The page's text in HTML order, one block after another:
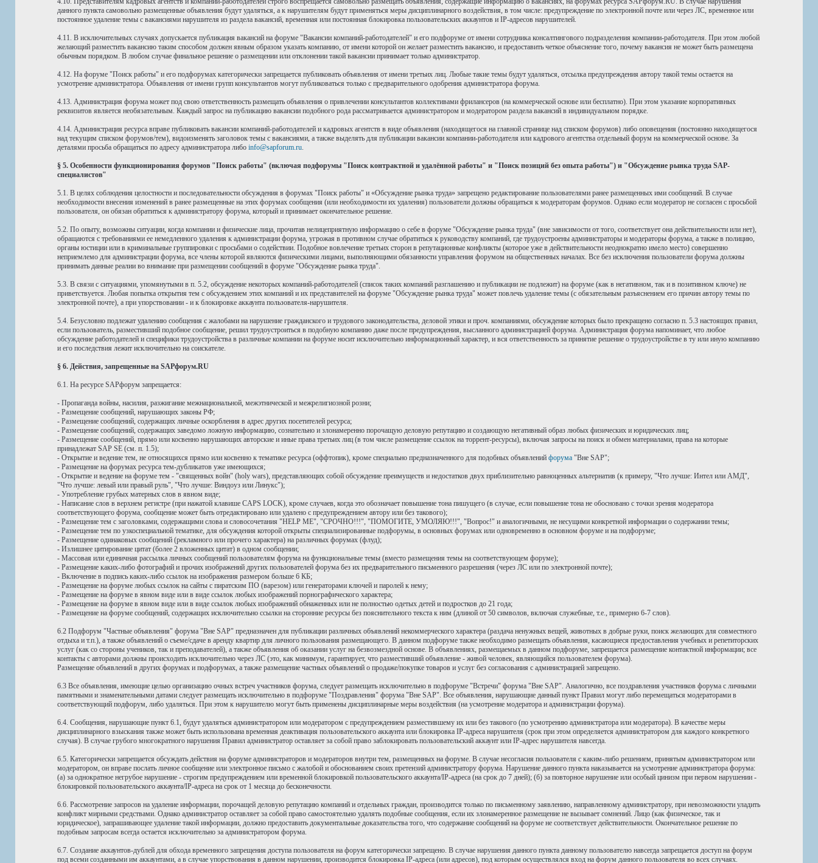
данного пункта самовольно размещенные объявления будут удаляться, а к нарушителям будут применяться меры дисциплинарного воздействия, в том числе: предупреждение по электронной почте или через ЛС, временное или
постоянное удаление темы с вакансиями нарушителя из раздела вакансий, временная или постоянная блокировка пользовательских аккаунтов и IP-адресов нарушителей.
4.11. В исключительных случаях допускается публикация вакансий на форуме "Вакансии компаний-работодателей" и его подфоруме от имени сотрудника консалтингового подразделения компании-работодателя. При этом любой
желающий разместить вакансию таким способом должен явным образом указать компанию, от имени которой он желает разместить вакансию, и предоставить четкое объяснение того, почему вакансия не может быть размещена
обычным порядком. В любом случае финальное решение о размещении или отклонении такой вакансии принимает только администратор.
4.12. На форуме "Поиск работы" и его подфорумах категорически запрещается публиковать объявления от имени третьих лиц. Любые такие темы будут удаляться, отсылка предупреждения автору такой темы остается на
усмотрение администратора. Объявления от имени групп консультантов могут публиковаться только с предварительного одобрения администратора форума.
4.13. Администрация форума может под свою ответственность размещать объявления о привлечении консультантов коллективами фрилансеров (на коммерческой основе или бесплатно). При этом указание корпоративных
реквизитов является необязательным. Каждый запрос на публикацию вакансии подобного рода рассматривается администратором и модератором раздела вакансий в индивидуальном порядке.
4.14. Администрация ресурса вправе публиковать вакансии компаний-работодателей и кадровых агентств в виде объявления (находящегося на главной странице над списком форумов) либо оповещения (постоянно находящегося
над текущим списком форумов/тем), видоизменять заголовок темы с вакансиями, а также выделять для публикации вакансии компании-работодателя или кадрового агентства отдельный форум на коммерческой основе. За
деталями просьба обращаться по адресу администратора либо info@sapforum.ru.
§ 5. Особенности функционирования форумов "Поиск работы" (включая подфорумы "Поиск контрактной и удалённой работы" и "Поиск позиций без опыта работы") и "Обсуждение рынка труда SAP-
специалистов"
5.1. В целях соблюдения целостности и последовательности обсуждения в форумах "Поиск работы" и «Обсуждение рынка труда» запрещено редактирование пользователями ранее размещенных ими сообщений. В случае
необходимости внесения изменений в ранее размещенные на этих форумах сообщения (или необходимости их удаления) пользователи должны обращаться к модераторам форумов. Однако если модератор не согласен с просьбой
пользователя, он обязан обратиться к администратору форума, который и принимает окончательное решение.
5.2. По опыту, возможны ситуации, когда компании и физические лица, прочитав нелицеприятную информацию о себе в форуме "Обсуждение рынка труда" (вне зависимости от того, соответствует она действительности или нет),
обращаются с требованиями ее немедленного удаления к администрации форума, угрожая в противном случае обратиться к руководству компаний, где трудоустроены администраторы и модераторы форума, а также в полицию,
органы юстиции или в криминальные группировки с просьбами о содействии. Подобное вовлечение третьих сторон в репутационные конфликты (которое уже в действительности неоднократно имело место) совершенно
неприемлемо для администрации форума, все члены которой являются физическими лицами, выполняющими обязанности управления форумом на общественных началах. Все без исключения пользователи форума должны
принимать данные реалии во внимание при размещении сообщений в форуме "Обсуждение рынка труда".
5.3. В связи с ситуациями, упомянутыми в п. 5.2, обсуждение некоторых компаний-работодателей (список таких компаний разглашению и публикации не подлежит) на форуме (как в негативном, так и в позитивном ключе) не
приветствуется. Любая попытка открытия тем с обсуждением этих компаний и их представителей на форуме "Обсуждение рынка труда" может повлечь удаление темы (с обязательным разъяснением его причин автору темы по
электронной почте), а при упорствовании - и к блокировке аккаунта пользователя-нарушителя.
5.4. Безусловно подлежат удалению сообщения с жалобами на нарушение гражданского и трудового законодательства, деловой этики и проч. компаниями, обсуждение которых было прекращено согласно п. 5.3 настоящих правил,
если пользователь, разместивший подобное сообщение, решил трудоустроиться в подобную компанию даже после предупреждения, высланного администрацией форума. Администрация форума напоминает, что любое
обсуждение работодателей и специфики трудоустройства в различные компании на форуме носит исключительно информационный характер, и вся ответственность за принятие решение о трудоустройстве в ту или иную компанию
и его последствия лежит исключительно на соискателе.
§ 6. Действия, запрещенные на SAPфорум.RU
6.1. На ресурсе SAPфорум запрещается:
- Пропаганда войны, насилия, разжигание межнациональной, межэтнической и межрелигиозной розни;
- Размещение сообщений, нарушающих законы РФ;
- Размещение сообщений, содержащих личные оскорбления в адрес других посетителей ресурса;
- Размещение сообщений, содержащих заведомо ложную информацию, сознательно и злонамеренно порочащую деловую репутацию и создающую негативный образ любых физических и юридических лиц;
- Размещение сообщений, прямо или косвенно нарушающих авторские и иные права третьих лиц (в том числе размещение ссылок на торрент-ресурсы), включая запросы на поиск и обмен материалами, права на которые
принадлежат SAP SE (см. п. 1.5);
- Открытие и ведение тем, не относящихся прямо или косвенно к тематике ресурса (оффтопик), кроме специально предназначенного для подобных объявлений форума"Вне SAP";
- Размещение на форумах ресурса тем-дубликатов уже имеющихся;
- Открытие и ведение на форуме тем - "священных войн" (holy wars), представляющих собой обсуждение преимуществ и недостатков двух приблизительно равноценных альтернатив (к примеру, "Что лучше: Интел или АМД",
"Что лучше: левый или правый руль", "Что лучше: Виндоуз или Линукс");
- Употребление грубых матерных слов в явном виде;
- Написание слов в верхнем регистре (при нажатой клавише CAPS LOCK), кроме случаев, когда это обозначает повышение тона пишущего (в случае, если повышение тона не обосновано с точки зрения модератора
соответствующего форума, сообщение может быть отредактировано или удалено с предупреждением автору или без такового);
- Размещение тем с заголовками, содержащими слова и словосочетания "HELP ME", "СРОЧНО!!!", "ПОМОГИТЕ, УМОЛЯЮ!!!", "Вопрос!" и аналогичными, не несущими конкретной информации о содержании темы;
- Размещение тем по узкоспециальной тематике, для обсуждения которой открыты специализированные подфорумы, в основных форумах или одновременно в основном форуме и на подфоруме;
- Размещение одинаковых сообщений (рекламного или прочего характера) на различных форумах (флуд);
- Излишнее цитирование цитат (более 2 вложенных цитат) в одном сообщении;
- Массовая или единичная рассылка личных сообщений пользователям форума на функциональные темы (вместо размещения темы на соответствующем форуме);
- Размещение каких-либо фотографий и прочих изображений других пользователей форума без их предварительного письменного разрешения (через ЛС или по электронной почте);
- Включение в подпись каких-либо ссылок на изображения размером больше 6 КБ;
- Размещение на форуме любых ссылок на сайты с пиратским ПО (варезом) или генераторами ключей и паролей к нему;
- Размещение на форуме в явном виде или в виде ссылок любых изображений порнографического характера;
- Размещение на форуме в явном виде или в виде ссылок любых изображений обнаженных или не полностью одетых детей и подростков до 21 года;
- Размещение на форуме сообщений, содержащих исключительно ссылки на сторонние ресурсы без пояснительного текста к ним (длиной от 50 символов, включая служебные, т.е., примерно 6-7 слов).
6.2 Подфорум "Частные объявления" форума "Вне SAP" предназначен для публикации различных объявлений некоммерческого характера (раздача ненужных вещей, животных в добрые руки, поиск желающих для совместного
отдыха и т.п.), а также объявлений о съеме/сдаче в аренду квартир для личного пользования размещающего. В данном подфоруме также необходимо размещать объявления, касающиеся предоставления учебных и репетиторских
услуг (как со стороны учеников, так и преподавателей), а также объявления об оказании услуг на безвозмездной основе. В объявлениях, размещаемых в данном подфоруме, запрещается размещение контактной информации; все
контакты с авторами должны происходить исключительно через ЛС (это, как минимум, гарантирует, что разместивший объявление - живой человек, являющийся пользователем форума).
Размещение объявлений в других форумах и подфорумах, а также размещение частных объявлений о продаже/покупке товаров и услуг без согласования с администрацией запрещено.
6.3 Все объявления, имеющие целью организацию очных встреч участников форума, следует размещать исключительно в подфоруме "Встречи" форума "Вне SAP". Аналогично, все поздравления участников форума с личными
памятными и знаменательными датами следует размещать исключительно в подфоруме "Поздравления" форума "Вне SAP". Все объявления, нарушающие данный пункт Правил могут либо перемещаться модераторами в
соответствующий подфорум, либо удаляться. При этом к нарушителю могут быть применены дисциплинарные меры воздействия (на усмотрение модератора и администрации форума).
6.4. Сообщения, нарушающие пункт 6.1, будут удаляться администратором или модератором с предупреждением разместившему их или без такового (по усмотрению администратора или модератора). В качестве меры
дисциплинарного взыскания также может быть использована временная деактивация пользовательского аккаунта или блокировка IP-адреса нарушителя (срок при этом определяется администратором для каждого конкретного
случая). В случае грубого многократного нарушения Правил администратор оставляет за собой право заблокировать пользовательский аккаунт или IP-адрес нарушителя навсегда.
6.5. Категорически запрещается обсуждать действия на форуме администраторов и модераторов внутри тем, размещенных на форуме. В случае несогласия пользователя с каким-либо решением, принятым администратором или
модератором, он вправе послать личное сообщение или электронное письмо с жалобой и обоснованием своих претензий администратору форума. Нарушение данного пункта наказывается на усмотрение администратора форума:
(а) за однократное негрубое нарушение - строгим предупреждением или временной блокировкой пользовательского аккаунта/IP-адреса (на срок до 7 дней); (б) за повторное нарушение или особый цинизм при первом нарушении -
блокировкой пользовательского аккаунта/IP-адреса на срок от 1 месяца до бесконечности.
6.6. Рассмотрение запросов на удаление информации, порочащей деловую репутацию компаний и отдельных граждан, производится только по письменному заявлению, направленному администратору, при невозможности уладить
конфликт мирными средствами. Однако администратор оставляет за собой право самостоятельно удалять подобные сообщения, если их злонамеренное размещение не вызывает сомнений. Лицо (как физическое, так и
юридическое), запрашивающее удаление такой информации, должно предоставить документальные доказательства того, что содержание сообщений на форуме не соответствует действительности. Окончательное решение по
подобным запросам всегда остается исключительно за администратором форума.
6.7. Создание аккаунтов-дублей для обхода временного запрещения доступа пользователя на форум категорически запрещено. В случае нарушения данного пункта данному пользователю навсегда запрещается доступ на форум
под всеми созданными им аккаунтами, а в случае упорствования в данном нарушении, производится блокировка IP-адреса (или адресов), под которым осуществлялся вход на форум данного пользователя во всех случаях.